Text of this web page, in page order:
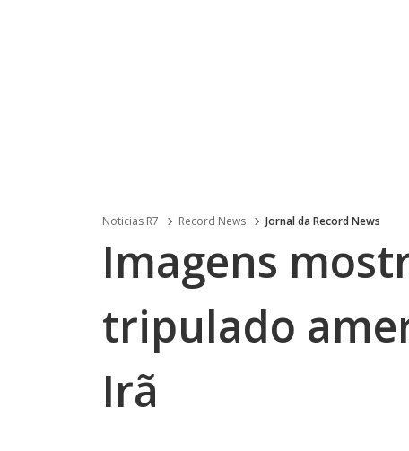
Noticias R7 Record News Jornal da Record News
Imagens
tripulado
Irã